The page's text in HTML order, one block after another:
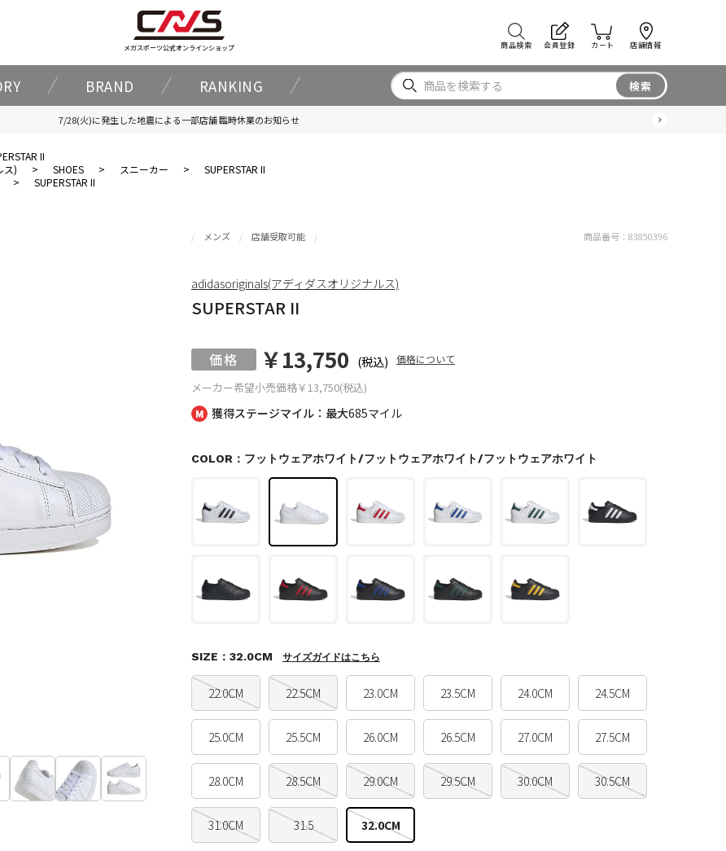
メガスポーツ公式オンラインショップ 商品検索 会員登録 カート 店舗情報
BRAND RANKING 検索
7/28(火)に発生した地震による一部店舗 臨時休業のお知らせ
II
ス) > SHOES > スニーカー >
SUPERSTAR II
> SUPERSTAR II
獲得ステージマイル：最大685マイル
メンズ 店舗受取可能
SUPERSTAR II
メーカー希望小売価格￥13,750(税込)
￥13,750 (税込) 価格について
COLOR：フットウェアホワイト/フットウェアホワイト/フットウェアホワイト
22.0CM 22.5CM 23.0CM 23.5CM 24.0CM 24.5CM
25.0CM 25.5CM 26.0CM 26.5CM 27.0CM 27.5CM
28.0CM 28.5CM 29.0CM 29.5CM 30.0CM 30.5CM
31.0CM 31.5 32.0CM
SIZE：32.0CM サイズガイドはこちら
商品番号： 83850396
adidasoriginals(アディダスオリジナルス)